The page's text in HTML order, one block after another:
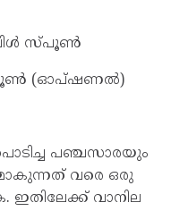
സ്പൂൺ
(ഓപ്ഷണൽ)
പഞ്ചസാരയും
വരെ ഒരു
വാനില